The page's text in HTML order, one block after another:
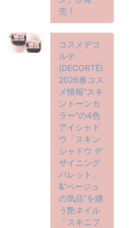
売！
コスメデコ
ルテ
(DECORTÉ)
2026春コス
メ情報“スキ
ントーンカ
ラー”の4色
アイシャド
ウ「スキン
シャドウ デ
ザイニング
パレット」
&“ベージュ
の気品”を纏
う艶ネイル
「スキニフ